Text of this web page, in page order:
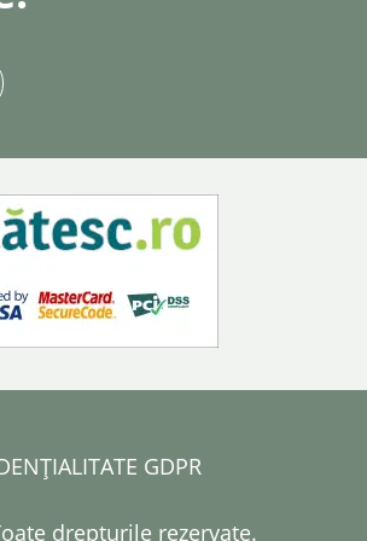
GDPR
drepturile rezervate.